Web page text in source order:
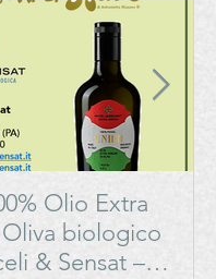
Olio Extra
biologico
& Sensat –